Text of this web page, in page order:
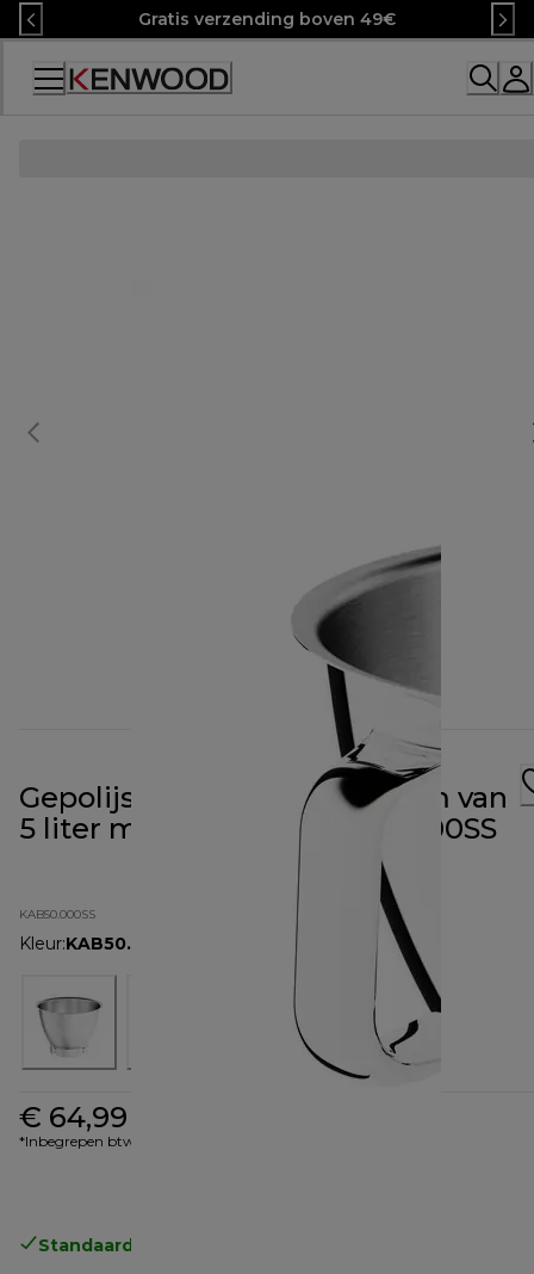
Skip
to
Content
Gratis verzending boven 49€
Accessibility
Gepolijste roestvrijstalen kom van
5 liter met handvat KAB50.000SS
KAB50.000SS
Kleur:KAB50.000SS
€ 64,99
*Inbegrepen btw
Standaard gratis verzending